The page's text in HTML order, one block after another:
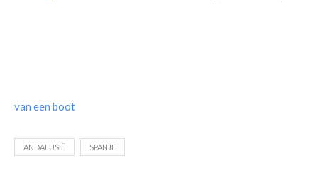
van een boot
ANDALUSIË SPANJE